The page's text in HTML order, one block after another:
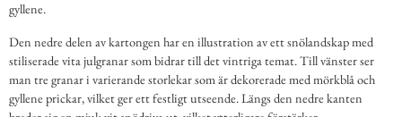
gyllene.
Den nedre delen av kartongen har en illustration av ett snölandskap med
stiliserade vita julgranar som bidrar till det vintriga temat. Till vänster ser
man tre granar i varierande storlekar som är dekorerade med mörkblå och
gyllene prickar, vilket ger ett festligt utseende. Längs den nedre kanten